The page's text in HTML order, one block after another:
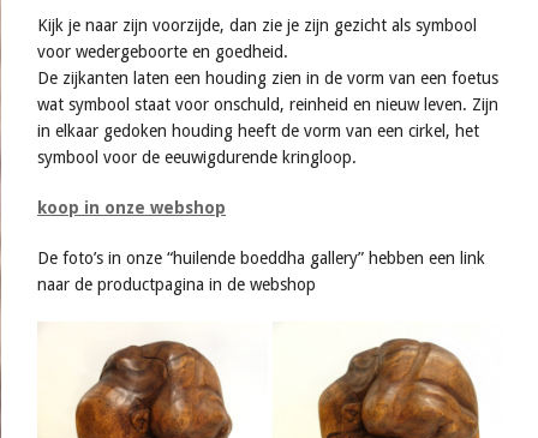
Kijk je naar zijn voorzijde, dan zie je zijn gezicht als symbool
voor wedergeboorte en goedheid.
De zijkanten laten een houding zien in de vorm van een foetus
wat symbool staat voor onschuld, reinheid en nieuw leven. Zijn
in elkaar gedoken houding heeft de vorm van een cirkel, het
symbool voor de eeuwigdurende kringloop.
koop in onze webshop
De foto’s in onze “huilende boeddha gallery” hebben een link
naar de productpagina in de webshop